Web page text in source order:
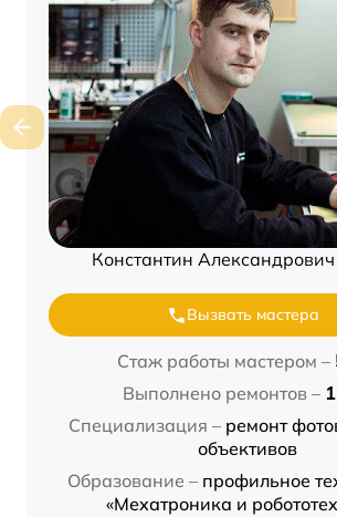
Константин
Вызвать мастера
Стаж работы мастером –
Выполнено ремонтов –
Специализация – ремонт
объективов
Образование – профильное
«Мехатроника и